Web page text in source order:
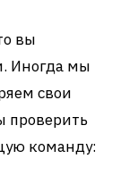
вы
Иногда мы
свои
проверить
команду: